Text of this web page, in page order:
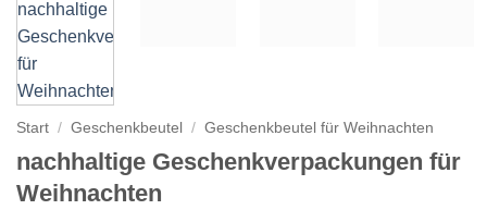
Start / Geschenkbeutel / Geschenkbeutel für Weihnachten
nachhaltige Geschenkverpackungen für
Weihnachten